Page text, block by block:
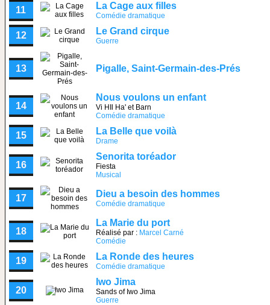
11 La Cage aux filles
Comédie dramatique
12 Le Grand cirque
Guerre
13 Pigalle, Saint-Germain-des-Prés
14
Nous voulons un enfant
Vi HIl Ha' et Barn
Comédie dramatique
15 La Belle que voilà
Drame
16
Senorita toréador
Fiesta
Musical
17 Dieu a besoin des hommes
Comédie dramatique
18
La Marie du port
Réalisé par : Marcel Carné
Comédie
19 La Ronde des heures
Comédie dramatique
20
Iwo Jima
Sands of Iwo Jima
Guerre